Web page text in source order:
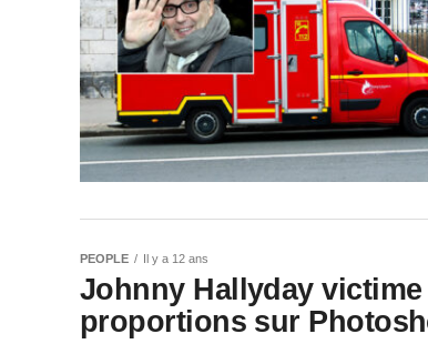
PEOPLE Il y a 12 ans
Johnny Hallyday
proportions sur